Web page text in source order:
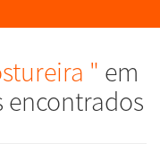
" em
encontrados